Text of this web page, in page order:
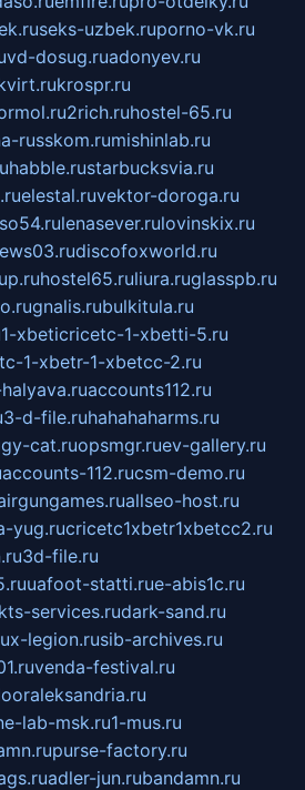
seks-uzbek.ruporno-vk.ru
vd-dosug.ruadonyev.ru
krospr.ru
2rich.ruhostel-65.ru
russkom.rumishinlab.ru
habble.rustarbucksvia.ru
elestal.ruvektor-doroga.ru
lenasever.rulovinskix.ru
discofoxworld.ru
hostel65.ruliura.ruglasspb.ru
gnalis.rubulkitula.ru
1-xbeticricetc-1-xbetti-5.ru
1-xbetr-1-xbetcc-2.ru
accounts112.ru
3-d-file.ruhahahaharms.ru
cat.ruopsmgr.ruev-gallery.ru
accounts-112.rucsm-demo.ru
allseo-host.ru
yug.rucricetc1xbetr1xbetcc2.ru
3d-file.ru
uafoot-statti.rue-abis1c.ru
kts-services.rudark-sand.ru
x-legion.rusib-archives.ru
venda-festival.ru
lab-msk.ru1-mus.ru
purse-factory.ru
adler-jun.rubandamn.ru